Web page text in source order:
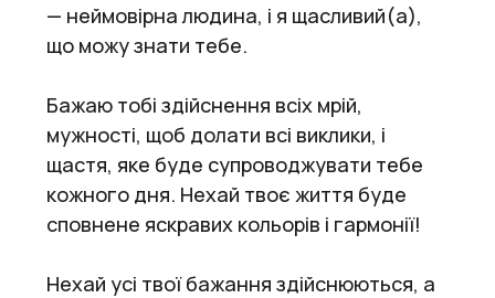
— неймовірна людина, і я щасливий(а),
що можу знати тебе.
Бажаю тобі здійснення всіх мрій,
мужності, щоб долати всі виклики, і
щастя, яке буде супроводжувати тебе
кожного дня. Нехай твоє життя буде
сповнене яскравих кольорів і гармонії!
Нехай усі твої бажання здійснюються, а